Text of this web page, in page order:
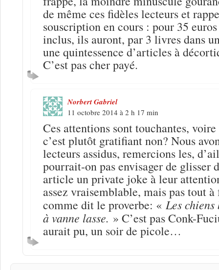
de même ces fidèles lecteurs et
souscription en cours : pour 35
inclus, ils auront, par 3 livres dans
une quintessence d’articles à
C’est pas cher payé.
Norbert Gabriel
11 octobre 2014 à 2 h 17 min
Ces attentions sont touchantes,
c’est plutôt gratifiant non? Nous
lecteurs assidus, remercions les,
pourrait-on pas envisager de glisser
article un private joke à leur
assez vraisemblable, mais pas tout
comme dit le proverbe: « Les
à vanne lasse. » C’est pas Conk-
aurait pu, un soir de picole…